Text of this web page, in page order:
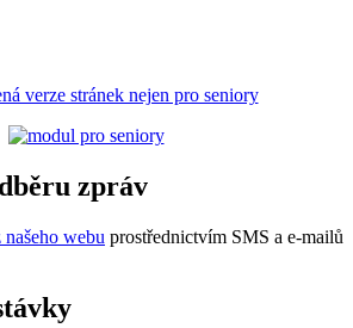
verze stránek nejen pro seniory
zpráv
webu prostřednictvím SMS a e-mailů